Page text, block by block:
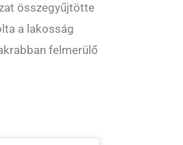
összegyűjtötte
a lakosság
felmerülő